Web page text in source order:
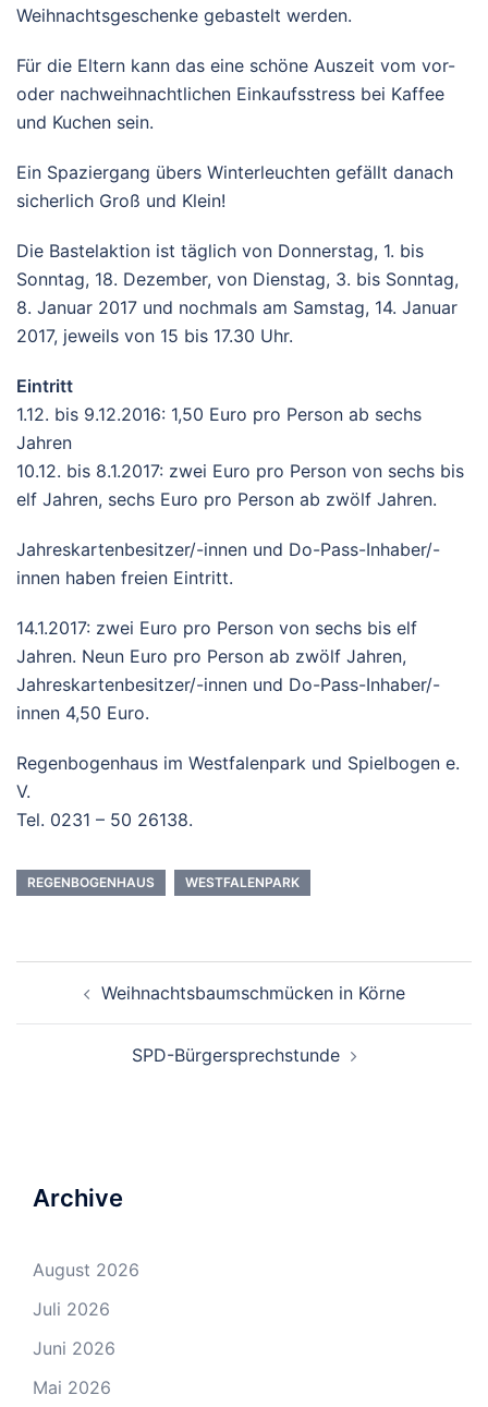
Weihnachtsgeschenke gebastelt werden.
Für die Eltern kann das eine schöne Auszeit vom vor-
oder nachweihnachtlichen Einkaufsstress bei Kaffee
und Kuchen sein.
Ein Spaziergang übers Winterleuchten gefällt danach
sicherlich Groß und Klein!
Die Bastelaktion ist täglich von Donnerstag, 1. bis
Sonntag, 18. Dezember, von Dienstag, 3. bis Sonntag,
8. Januar 2017 und nochmals am Samstag, 14. Januar
2017, jeweils von 15 bis 17.30 Uhr.
Eintritt
1.12. bis 9.12.2016: 1,50 Euro pro Person ab sechs
Jahren
10.12. bis 8.1.2017: zwei Euro pro Person von sechs bis
elf Jahren, sechs Euro pro Person ab zwölf Jahren.
Jahreskartenbesitzer/-innen und Do-Pass-Inhaber/-
innen haben freien Eintritt.
14.1.2017: zwei Euro pro Person von sechs bis elf
Jahren. Neun Euro pro Person ab zwölf Jahren,
Jahreskartenbesitzer/-innen und Do-Pass-Inhaber/-
innen 4,50 Euro.
Regenbogenhaus im Westfalenpark und Spielbogen e.
V.
Tel. 0231 – 50 26138.
REGENBOGENHAUS WESTFALENPARK
NavigationWeihnachtsbaumschmücken in Körne
SPD-Bürgersprechstunde
Archive
August 2026
Juli 2026
Juni 2026
Mai 2026